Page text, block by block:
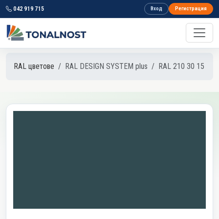
042 919 715 Вход Регистрация
RAL цветове RAL DESIGN SYSTEM plus RAL 210 30 15